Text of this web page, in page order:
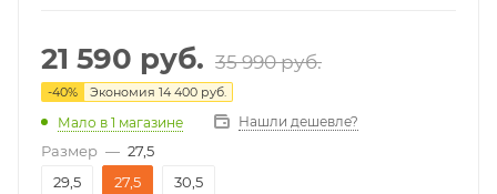
21 590 руб. 35 990руб.
-40% Экономия 14 400 руб.
Мало в 1 магазине Нашли дешевле?
Размер — 27,5
29,5
27,5 30,5